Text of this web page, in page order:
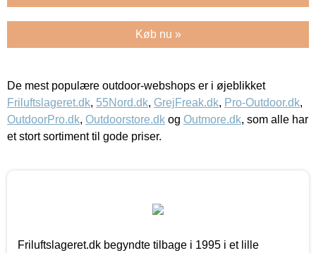
Køb nu »
De mest populære outdoor-webshops er i øjeblikket
Friluftslageret.dk, 55Nord.dk, GrejFreak.dk, Pro-Outdoor.dk,
OutdoorPro.dk, Outdoorstore.dk og Outmore.dk, som alle har
et stort sortiment til gode priser.
Friluftslageret.dk begyndte tilbage i 1995 i et lille